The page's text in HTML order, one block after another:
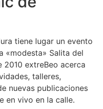
tiene lugar un evento
«modesta» Salita del
2010 extreBeo acerca
talleres,
nuevas publicaciones
en vivo en la calle.